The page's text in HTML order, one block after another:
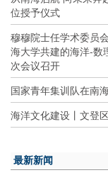
位授予仪式
穆穆院士任学术委员
海大学共建的海洋-数
次会议召开
国家青年集训队在南
海洋文化建设丨文登
最新新闻